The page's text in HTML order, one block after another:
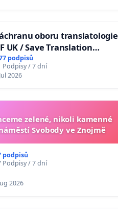
oboru translatologie
UK / Save Translation
at the Faculty of Arts,
University
podpisů
Podpisy / 7 dní
2026
zelené, nikoli kamenné
Svobody ve Znojmě
podpisů
Podpisy / 7 dní
2026